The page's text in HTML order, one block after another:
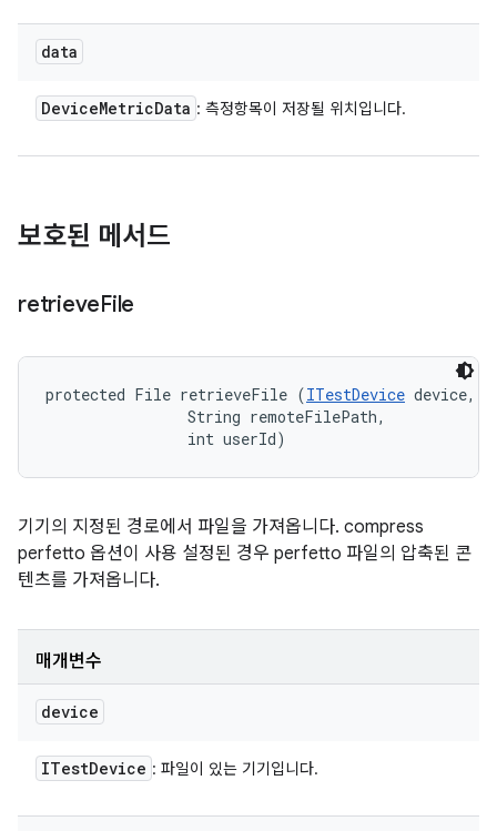
data
DeviceMetricData : 측정항목이 저장될 위치입니다.
보호된 메서드
retrieveFile
protected File retrieveFile (ITestDevice device,
                String remoteFilePath,
                int userId)
기기의 지정된 경로에서 파일을 가져옵니다. compress
perfetto 옵션이 사용 설정된 경우 perfetto 파일의 압축된 콘
텐츠를 가져옵니다.
매개변수
device
ITestDevice : 파일이 있는 기기입니다.